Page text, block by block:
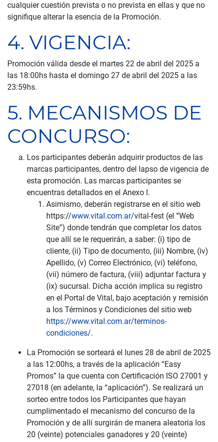
cualquier cuestión prevista o no prevista en ellas y que no
signifique alterar la esencia de la Promoción.
4. VIGENCIA:
Promoción válida desde el martes 22 de abril del 2025 a
las 18:00hs hasta el domingo 27 de abril del 2025 a las
23:59hs.
5. MECANISMOS DE
CONCURSO:
Los participantes deberán adquirir productos de las
marcas participantes, dentro del lapso de vigencia de
esta promoción. Las marcas participantes se
encuentras detallados en el Anexo I.
Asimismo, deberán registrarse en el sitio web
https://www.vital.com.ar/vital-fest (el “Web
Site”) donde tendrán que completar los datos
que allí se le requerirán, a saber: (i) tipo de
cliente, (ii) Tipo de documento, (iii) Nombre, (iv)
Apellido, (v) Correo Electrónico, (vi) teléfono,
(vii) número de factura, (viii) adjuntar factura y
(ix) sucursal. Dicha acción implica su registro
en el Portal de Vital, bajo aceptación y remisión
a los Términos y Condiciones del sitio web
https://www.vital.com.ar/terminos-
condiciones/.
La Promoción se sorteará el lunes 28 de abril de 2025
a las 12:00hs, a través de la aplicación “Easy
Promos” la que cuenta con Certificación ISO 27001 y
27018 (en adelante, la “aplicación”). Se realizará un
sorteo entre todos los Participantes que hayan
cumplimentado el mecanismo del concurso de la
Promoción y de allí surgirán de manera aleatoria los
20 (veinte) potenciales ganadores y 20 (veinte)